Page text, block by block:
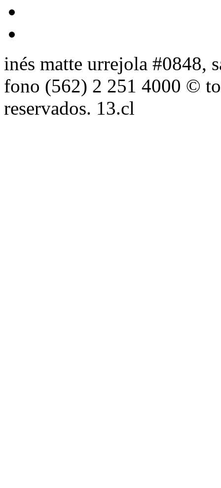
inés matte urrejola #0848,
fono (562) 2 251 4000 ©
reservados. 13.cl